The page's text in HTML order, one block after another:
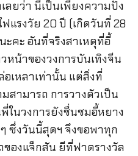
ลยว่า นี่เป็นเพียงความปัง
แรงวัย 20 ปี (เกิดวันที่ 28
คะ อันที่จริงสาเหตุที่อี้
หน้าของวงการบันเทิงจีน
อเหลาเท่านั้น แต่สิ่งที่
ามารถ การวางตัวเป็น
ในวงการยังชื่นชมอี้หยาง
ซึ่งวันนี้สุดฯ จึงขอพาทุก
องแจ็กสัน ยีที่ฟาดรางวัล